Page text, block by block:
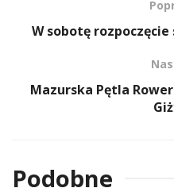
W sobotę
Mazurska Pętla
Podobne